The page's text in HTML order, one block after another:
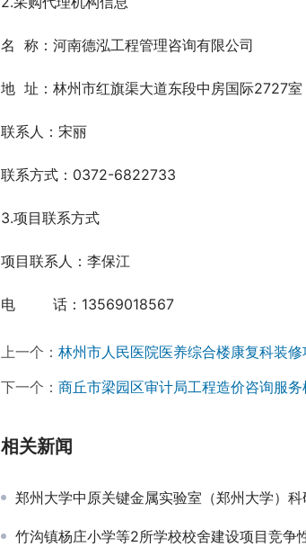
名  称：河南德泓工程管理咨询有限公司
地  址：林州市红旗渠大道东段中房国际2727室
联系人：宋丽
联系方式：0372-6822733
3.项目联系方式
项目联系人：李保江
电　 　 话：13569018567
上一个： 林州市人民医院医养综合楼康复科装
下一个： 商丘市梁园区审计局工程造价咨询服
相关新闻
郑州大学中原关键金属实验室（郑州大学）科研设备采购项目-公
竹沟镇杨庄小学等2所学校校舍建设项目竞争性谈